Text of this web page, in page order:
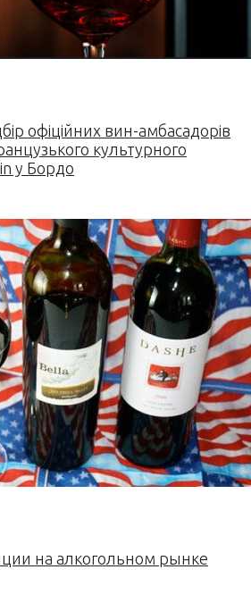
офіційних вин-амбасадорів
культурного
у Бордо
на алкогольном рынке